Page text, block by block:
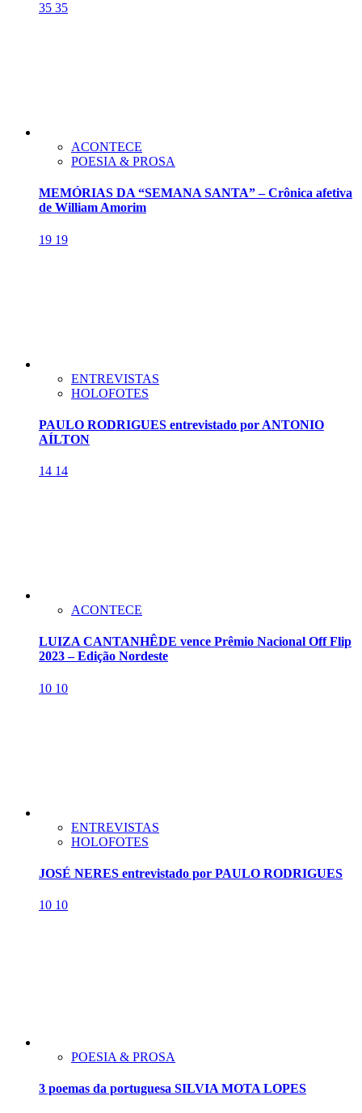
35 35
ACONTECE
POESIA & PROSA
MEMÓRIAS DA “SEMANA SANTA” – Crônica afetiva
de William Amorim
19 19
ENTREVISTAS
HOLOFOTES
PAULO RODRIGUES entrevistado por ANTONIO
AÍLTON
14 14
ACONTECE
LUIZA CANTANHÊDE vence Prêmio Nacional Off Flip
2023 – Edição Nordeste
10 10
ENTREVISTAS
HOLOFOTES
JOSÉ NERES entrevistado por PAULO RODRIGUES
10 10
POESIA & PROSA
3 poemas da portuguesa SILVIA MOTA LOPES